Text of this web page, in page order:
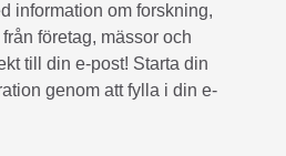
information om forskning,
företag, mässor och
till din e-post! Starta din
genom att fylla i din e-